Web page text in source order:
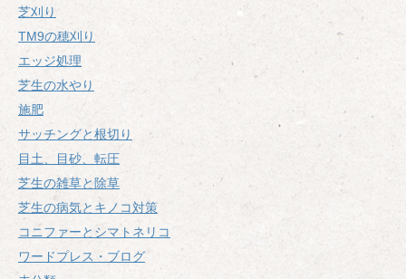
芝刈り
TM9の穂刈り
エッジ処理
芝生の水やり
施肥
サッチングと根切り
目土、目砂、転圧
芝生の雑草と除草
芝生の病気とキノコ対策
コニファーとシマトネリコ
ワードプレス・ブログ